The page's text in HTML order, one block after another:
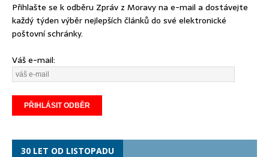
Přihlašte se k odběru Zpráv z Moravy na e-mail a dostávejte
každý týden výběr nejlepších článků do své elektronické
poštovní schránky.
Váš e-mail:
30 LET OD LISTOPADU